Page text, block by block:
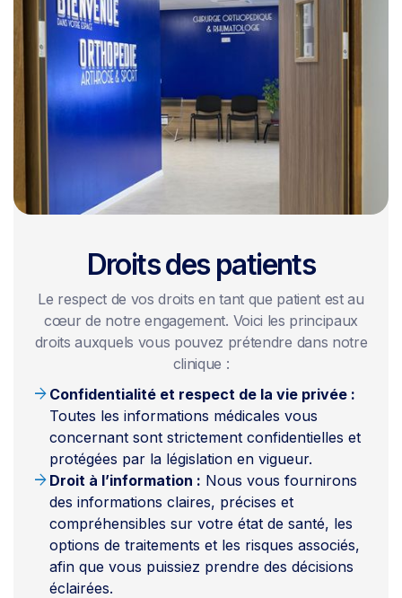
Droits des patients
Le respect de vos droits en tant que patient est au
cœur de notre engagement. Voici les principaux
droits auxquels vous pouvez prétendre dans notre
clinique :
arrow_forward Confidentialité et respect de la vie privée :
Toutes les informations médicales vous
concernant sont strictement confidentielles et
protégées par la législation en vigueur.
arrow_forward Droit à l’information : Nous vous fournirons
des informations claires, précises et
compréhensibles sur votre état de santé, les
options de traitements et les risques associés,
afin que vous puissiez prendre des décisions
éclairées.